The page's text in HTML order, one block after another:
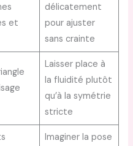
et
délicatement
pour ajuster
sans crainte
Laisser place à
la fluidité plutôt
qu’à la symétrie
stricte
Imaginer la pose